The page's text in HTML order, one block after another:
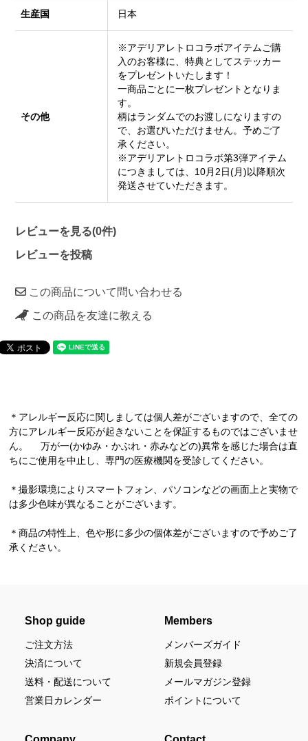
生産国 日本
その他
※アデリアレトロコラボアイテムご購
入のお客様に、特典としてステッカー
をプレゼントいたします！
一商品ごとに一枚プレゼントとなりま
す。
柄はランダムでのお渡しになりますの
で、お選びいただけません。予めご了
承ください。
※アデリアレトロコラボ第3弾アイテム
につきましては、10月2日(月)以降順次
発送させていただきます。
レビューを見る(0件)
レビューを投稿
この商品について問い合わせる
この商品を友達に教える
＊アレルギー反応に関しましては個人差がございますので、全ての
方にアレルギー反応が起きないことを保証するものではございませ
ん。 万が一(かゆみ・かぶれ・赤みなどの)異常を感じた場合は直
ちにご使用を中止し、専門の医療機関を受診してください。
＊撮影環境によりスマートフォン、パソコンなどの画面上と実物で
は多少色味が異なることがございます。
＊商品の特性上、色や形に多少の個体差がございますので予めご了
承ください。
Shop guide
ご注文方法
決済について
送料・配送について
営業日カレンダー
Members
メンバーズガイド
新規会員登録
メールマガジン登録
ポイントについて